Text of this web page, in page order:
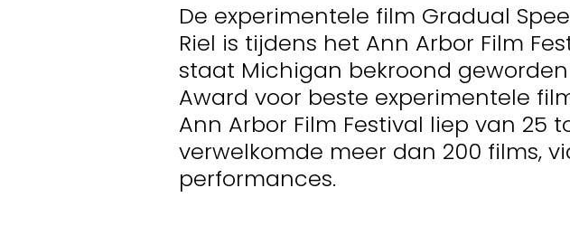
De experimentele film Gradual
Riel is tijdens het Ann Arbor Film
staat Michigan bekroond
Award voor beste experimentele
Ann Arbor Film Festival liep van 25
verwelkomde meer dan 200 films,
performances.